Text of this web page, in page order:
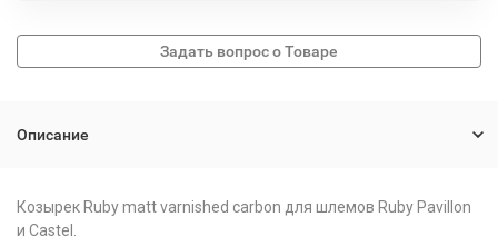
Описание
Козырек Ruby matt varnished carbon для шлемов Ruby Pavillon
и Castel.